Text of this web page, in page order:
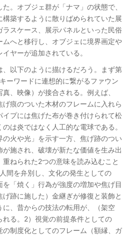
。オブジェ群が「ナマ」の状態で、
築するように散りばめられていた展
スケース、展示パネルといった民俗
へと移行し、オブジェに境界画定や
ヤーが追加されている。
以下のように描けるだろう。まず第
ーワードに連想的に繋がるファウン
、映像）が接合される。例えば、
げ痕のついた木材のフレームに入れら
プには焦げた布が巻き付けられて松
は炎ではなく人工的な電球である。
火や光」を示す一方、焦げ跡のつい
施され、破壊が新たな価値を生み出
ねられた2つの意味を読み込むこと
間を弁別し、文化の発生としての
を「焼く」行為が強度の増加や焦げ目
跡に施した）金継ぎが修復と装飾と
、昔からの技法の転用が、（架空
る。2）視覚の前提条件としての
の制度化としてのフレーム（額縁、ガ